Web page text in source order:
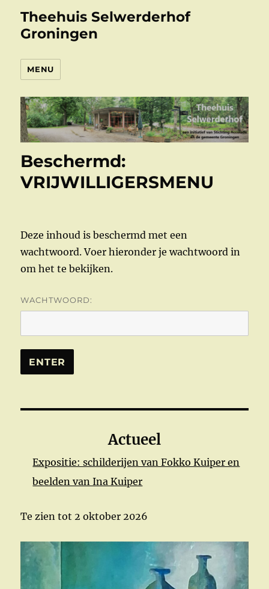
Theehuis Selwerderhof
Groningen
MENU
Beschermd:
VRIJWILLIGERSMENU
Deze inhoud is beschermd met een
wachtwoord. Voer hieronder je wachtwoord in
om het te bekijken.
WACHTWOORD:
Actueel
Expositie: schilderijen van Fokko Kuiper en
beelden van Ina Kuiper
Te zien tot 2 oktober 2026